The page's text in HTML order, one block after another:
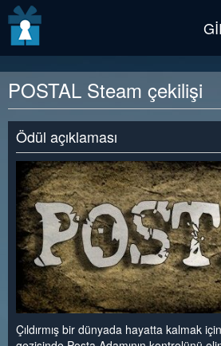
POSTAL Steam çekilişi
Ödül açıklaması
Çıldırmış bir dünyada hayatta kalmak